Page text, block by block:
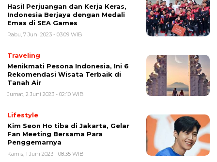
Hasil Perjuangan dan Kerja Keras,
Indonesia Berjaya dengan Medali
Emas di SEA Games
Rabu, 7 Juni 2023 - 03:09 WIB
Traveling
Menikmati Pesona Indonesia, Ini 6
Rekomendasi Wisata Terbaik di
Tanah Air
Jumat, 2 Juni 2023 - 02:10 WIB
Lifestyle
Kim Seon Ho tiba di Jakarta, Gelar
Fan Meeting Bersama Para
Penggemarnya
Kamis, 1 Juni 2023 - 08:35 WIB